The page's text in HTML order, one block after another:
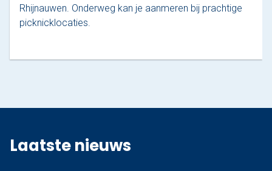
Rhijnauwen. Onderweg kan je aanmeren bij prachtige
picknicklocaties.
Laatste nieuws